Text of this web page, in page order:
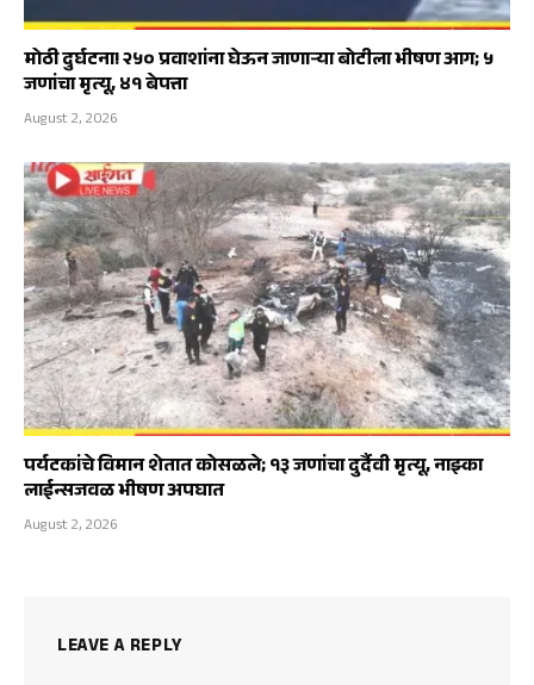
मोठी दुर्घटना! २५० प्रवाशांना घेऊन जाणाऱ्या बोटीला भीषण आग; ५
जणांचा मृत्यू, ४१ बेपत्ता
August 2, 2026
पर्यटकांचे विमान शेतात कोसळले; १३ जणांचा दुर्दैवी मृत्यू, नाझ्का
लाईन्सजवळ भीषण अपघात
August 2, 2026
LEAVE A REPLY